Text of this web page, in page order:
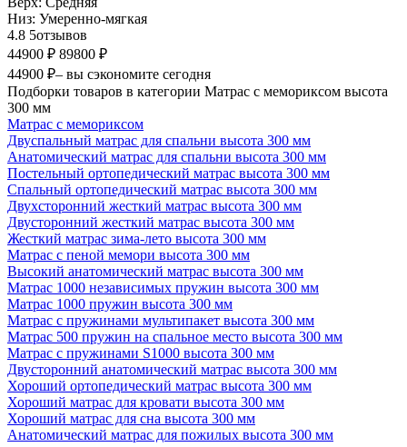
Низ: Умеренно-мягкая
4.8 5отзывов
44900 ₽ 89800 ₽
44900 ₽– вы сэкономите сегодня
Подборки товаров в категории Матрас с мемориксом высота
300 мм
Матрас с мемориксом
Двуспальный матрас для спальни высота 300 мм
Анатомический матрас для спальни высота 300 мм
Постельный ортопедический матрас высота 300 мм
Спальный ортопедический матрас высота 300 мм
Двухсторонний жесткий матрас высота 300 мм
Двусторонний жесткий матрас высота 300 мм
Жесткий матрас зима-лето высота 300 мм
Матрас с пеной мемори высота 300 мм
Высокий анатомический матрас высота 300 мм
Матрас 1000 независимых пружин высота 300 мм
Матрас 1000 пружин высота 300 мм
Матрас с пружинами мультипакет высота 300 мм
Матрас 500 пружин на спальное место высота 300 мм
Матрас с пружинами S1000 высота 300 мм
Двусторонний анатомический матрас высота 300 мм
Хороший ортопедический матрас высота 300 мм
Хороший матрас для кровати высота 300 мм
Хороший матрас для сна высота 300 мм
Анатомический матрас для пожилых высота 300 мм